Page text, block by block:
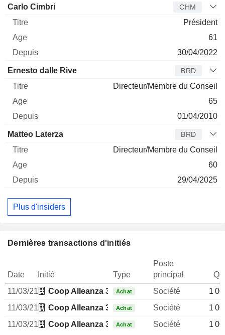
Administrateur
Carlo Cimbri CHM
Président
61
30/04/2022
Ernesto dalle Rive BRD
Directeur/Membre du Conseil
65
01/04/2010
Matteo Laterza BRD
Directeur/Membre du Conseil
60
29/04/2025
Plus d'insiders
Dernières transactions d'initiés
Date Initié Type
Poste
principal
11/03/21
Coop Alleanza 3.0 SC
Achat Société
1
11/03/21
Coop Alleanza 3.0 SC
Achat Société
1
11/03/21
Coop Alleanza 3.0 SC
Achat Société 1